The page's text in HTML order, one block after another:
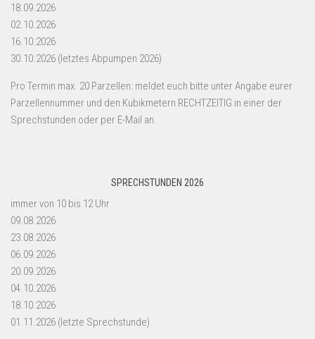
18.09.2026
02.10.2026
16.10.2026
30.10.2026 (letztes Abpumpen 2026)
Pro Termin max. 20 Parzellen: meldet euch bitte unter Angabe eurer
Parzellennummer und den Kubikmetern RECHTZEITIG in einer der
Sprechstunden oder per E-Mail an.
SPRECHSTUNDEN 2026
immer von 10 bis 12 Uhr
09.08.2026
23.08.2026
06.09.2026
20.09.2026
04.10.2026
18.10.2026
01.11.2026 (letzte Sprechstunde)